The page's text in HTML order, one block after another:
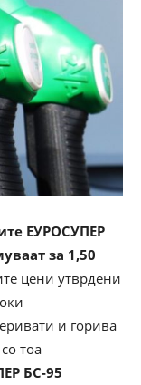
ЕУРОСУПЕР
за 1,50
цени утврдени
и горива
тоа
БС-95